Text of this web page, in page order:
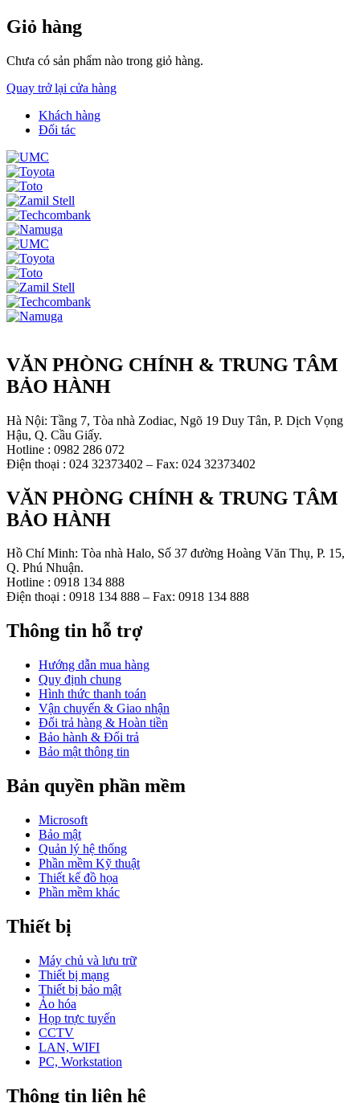
Giỏ hàng
Chưa có sản phẩm nào trong giỏ hàng.
Quay trở lại cửa hàng
Khách hàng
Đối tác
VĂN PHÒNG CHÍNH & TRUNG TÂM
BẢO HÀNH
Hà Nội: Tầng 7, Tòa nhà Zodiac, Ngõ 19 Duy Tân, P. Dịch Vọng
Hậu, Q. Cầu Giấy.
Hotline : 0982 286 072
Điện thoại : 024 32373402 – Fax: 024 32373402
VĂN PHÒNG CHÍNH & TRUNG TÂM
BẢO HÀNH
Hồ Chí Minh: Tòa nhà Halo, Số 37 đường Hoàng Văn Thụ, P. 15,
Q. Phú Nhuận.
Hotline : 0918 134 888
Điện thoại : 0918 134 888 – Fax: 0918 134 888
Thông tin hỗ trợ
Hướng dẫn mua hàng
Quy định chung
Hình thức thanh toán
Vận chuyển & Giao nhận
Đổi trả hàng & Hoàn tiền
Bảo hành & Đổi trả
Bảo mật thông tin
Bản quyền phần mềm
Microsoft
Bảo mật
Quản lý hệ thống
Phần mềm Kỹ thuật
Thiết kế đồ họa
Phần mềm khác
Thiết bị
Máy chủ và lưu trữ
Thiết bị mạng
Thiết bị bảo mật
Ảo hóa
Họp trực tuyến
CCTV
LAN, WIFI
PC, Workstation
Thông tin liên hệ